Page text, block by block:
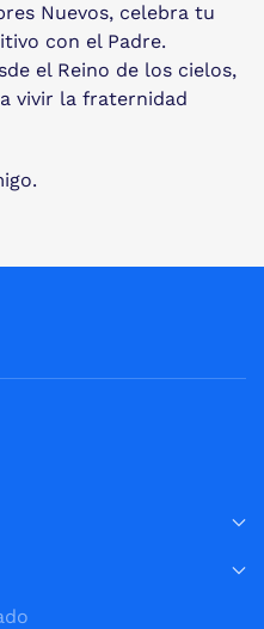
Nuevos, celebra tu
con el Padre.
el Reino de los cielos,
vivir la fraternidad